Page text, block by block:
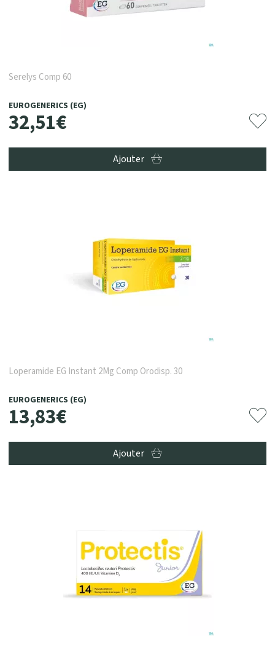
Serelys Comp 60
EUROGENERICS (EG)
32,51€
Ajouter
Loperamide EG Instant 2Mg Comp Orodisp. 30
EUROGENERICS (EG)
13,83€
Ajouter